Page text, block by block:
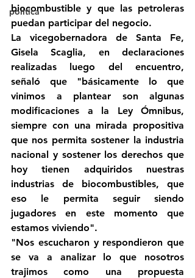
politica
biocombustible y que las petroleras
puedan participar del negocio.
La vicegobernadora de Santa Fe,
Gisela Scaglia, en declaraciones
realizadas luego del encuentro,
señaló que "básicamente lo que
vinimos a plantear son algunas
modificaciones a la Ley Ómnibus,
siempre con una mirada propositiva
que nos permita sostener la industria
nacional y sostener los derechos que
hoy tienen adquiridos nuestras
industrias de biocombustibles, que
eso le permita seguir siendo
jugadores en este momento que
estamos viviendo".
"Nos escucharon y respondieron que
se va a analizar lo que nosotros
trajimos como una propuesta